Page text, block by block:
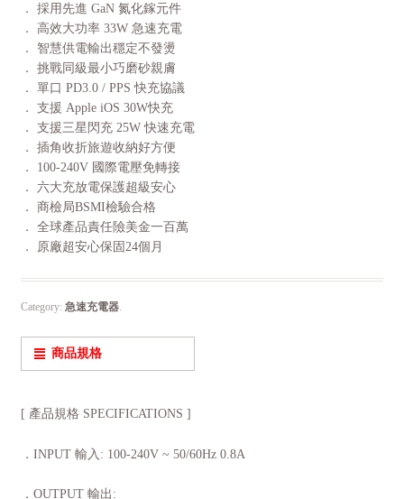
． 採用先進 GaN 氮化鎵元件
． 高效大功率 33W 急速充電
． 智慧供電輸出穩定不發燙
． 挑戰同級最小巧磨砂親膚
． 單口 PD3.0 / PPS 快充協議
． 支援 Apple iOS 30W快充
． 支援三星閃充 25W 快速充電
． 插角收折旅遊收納好方便
． 100-240V 國際電壓免轉接
． 六大充放電保護超級安心
． 商檢局BSMI檢驗合格
． 全球產品責任險美金一百萬
． 原廠超安心保固24個月
Category: 急速充電器.
商品規格
[ 產品規格 SPECIFICATIONS ]
．INPUT 輸入: 100-240V ~ 50/60Hz 0.8A
．OUTPUT 輸出: